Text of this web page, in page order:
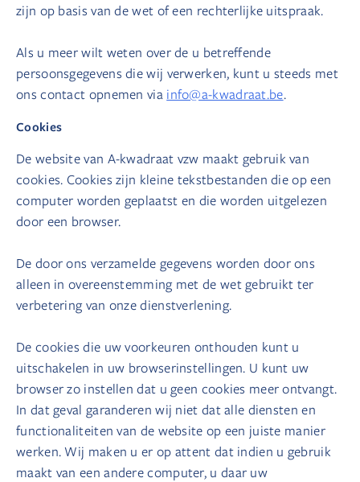
zijn op basis van de wet of een rechterlijke uitspraak.
Als u meer wilt weten over de u betreffende
persoonsgegevens die wij verwerken, kunt u steeds met
ons contact opnemen via info@a-kwadraat.be.
Cookies
De website van A-kwadraat vzw maakt gebruik van
cookies. Cookies zijn kleine tekstbestanden die op een
computer worden geplaatst en die worden uitgelezen
door een browser.
De door ons verzamelde gegevens worden door ons
alleen in overeenstemming met de wet gebruikt ter
verbetering van onze dienstverlening.
De cookies die uw voorkeuren onthouden kunt u
uitschakelen in uw browserinstellingen. U kunt uw
browser zo instellen dat u geen cookies meer ontvangt.
In dat geval garanderen wij niet dat alle diensten en
functionaliteiten van de website op een juiste manier
werken. Wij maken u er op attent dat indien u gebruik
maakt van een andere computer, u daar uw